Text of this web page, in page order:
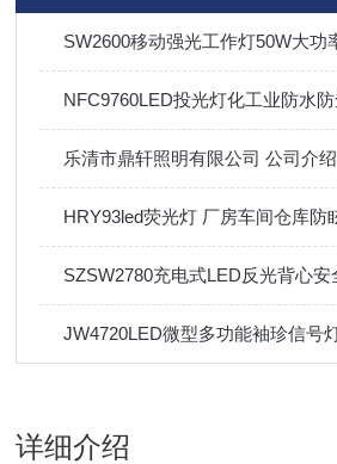
乐清市鼎轩照明有限公司 公司介绍
详细介绍